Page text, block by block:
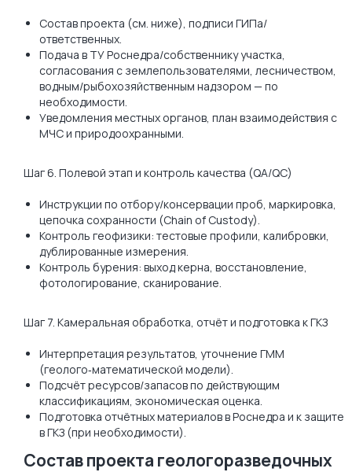
Состав проекта (см. ниже), подписи ГИПа/
ответственных.
Подача в ТУ Роснедра/собственнику участка,
согласования с землепользователями, лесничеством,
водным/рыбохозяйственным надзором — по
необходимости.
Уведомления местных органов, план взаимодействия с
МЧС и природоохранными.
Шаг 6. Полевой этап и контроль качества (QA/QC)
Инструкции по отбору/консервации проб, маркировка,
цепочка сохранности (Chain of Custody).
Контроль геофизики: тестовые профили, калибровки,
дублированные измерения.
Контроль бурения: выход керна, восстановление,
фотологирование, сканирование.
Шаг 7. Камеральная обработка, отчёт и подготовка к ГКЗ
Интерпретация результатов, уточнение ГММ
(геолого‑математической модели).
Подсчёт ресурсов/запасов по действующим
классификациям, экономическая оценка.
Подготовка отчётных материалов в Роснедра и к защите
в ГКЗ (при необходимости).
Состав проекта геологоразведочных